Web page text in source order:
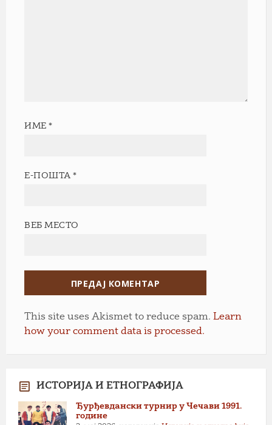
ИМЕ*
Е-ПОШТА*
ВЕБ МЕСТО
This site uses Akismet to reduce spam. Learn
how your comment data is processed.
ИСТОРИЈА И ЕТНОГРАФИЈА
Ђурђевдански турнир у Чечави 1991.
године